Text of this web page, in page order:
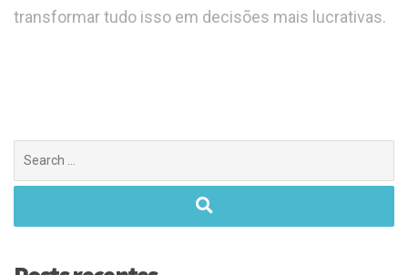
transformar tudo isso em decisões mais lucrativas.